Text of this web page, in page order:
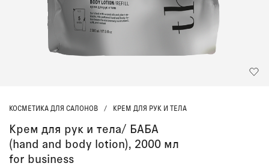
КОСМЕТИКА ДЛЯ САЛОНОВ / КРЕМ ДЛЯ РУК И ТЕЛА
Крем для рук и тела/ БАБА
(hand and body lotion), 2000 мл
for business